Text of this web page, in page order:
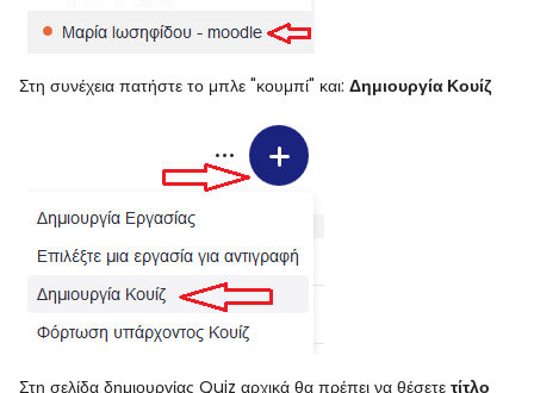
Στη συνέχεια πατήστε το μπλε "κουμπί" και: Δημιουργία Κουίζ
Στη σελίδα δημιουργίας Quiz αρχικά θα πρέπει να θέσετε τίτλο